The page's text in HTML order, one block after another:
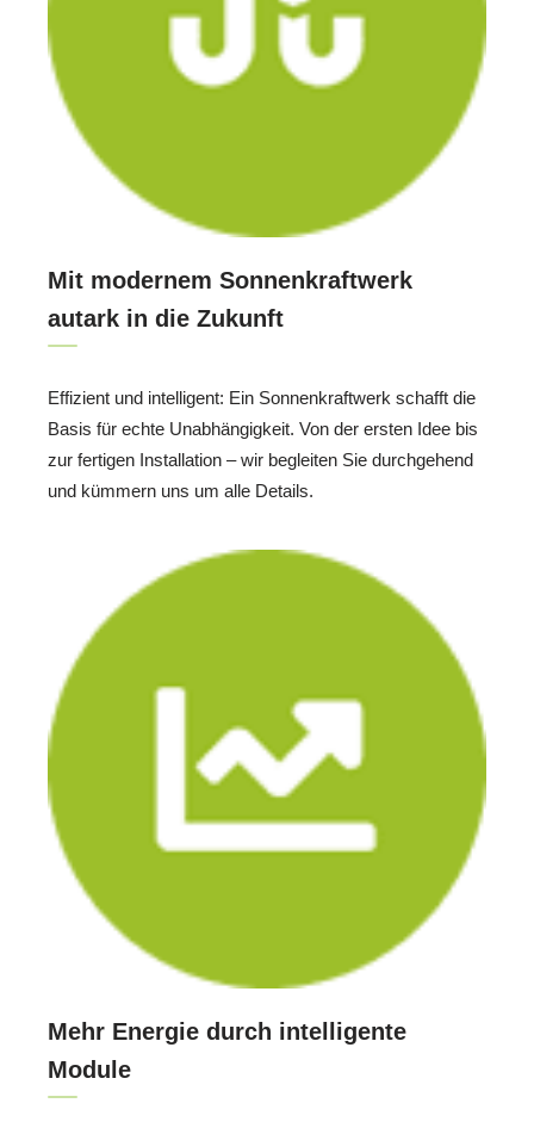
Mit modernem Sonnenkraftwerk
autark in die Zukunft
Effizient und intelligent: Ein Sonnenkraftwerk schafft die
Basis für echte Unabhängigkeit. Von der ersten Idee bis
zur fertigen Installation – wir begleiten Sie durchgehend
und kümmern uns um alle Details.
Mehr Energie durch intelligente
Module